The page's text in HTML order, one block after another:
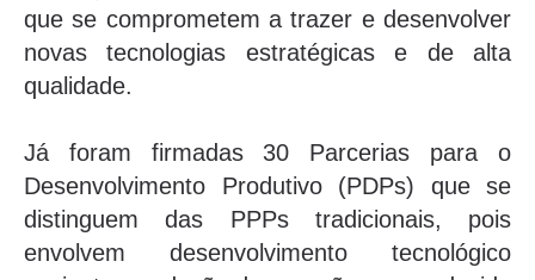
que se comprometem a trazer e desenvolver
novas tecnologias estratégicas e de alta
qualidade.
Já foram firmadas 30 Parcerias para o
Desenvolvimento Produtivo (PDPs) que se
distinguem das PPPs tradicionais, pois
envolvem desenvolvimento tecnológico